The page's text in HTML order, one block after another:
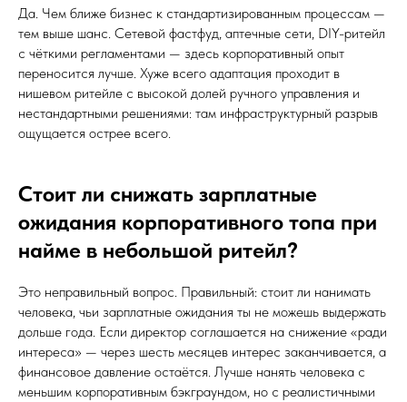
Да. Чем ближе бизнес к стандартизированным процессам —
тем выше шанс. Сетевой фастфуд, аптечные сети, DIY-ритейл
с чёткими регламентами — здесь корпоративный опыт
переносится лучше. Хуже всего адаптация проходит в
нишевом ритейле с высокой долей ручного управления и
нестандартными решениями: там инфраструктурный разрыв
ощущается острее всего.
Стоит ли снижать зарплатные
ожидания корпоративного топа при
найме в небольшой ритейл?
Это неправильный вопрос. Правильный: стоит ли нанимать
человека, чьи зарплатные ожидания ты не можешь выдержать
дольше года. Если директор соглашается на снижение «ради
интереса» — через шесть месяцев интерес заканчивается, а
финансовое давление остаётся. Лучше нанять человека с
меньшим корпоративным бэкграундом, но с реалистичными